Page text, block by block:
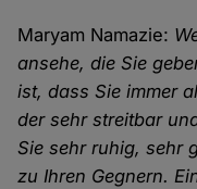
Maryam Namazie:
ansehe, die Sie
ist, dass Sie immer
der sehr streitbar
Sie sehr ruhig, sehr
zu Ihren Gegnern.